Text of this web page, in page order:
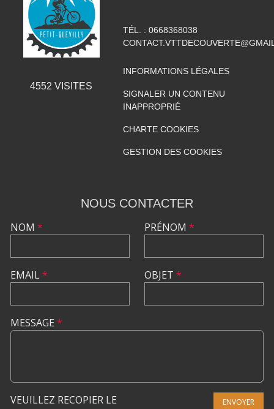
4552 VISITES
TÉL. : 0668368038
INFORMATIONS LÉGALES
SIGNALER UN CONTENU
INAPPROPRIÉ
CHARTE COOKIES
GESTION DES COOKIES
NOUS CONTACTER
NOM *
EMAIL*
PRÉNOM *
OBJET *
MESSAGE *
VEUILLEZ RECOPIER LE
ENVOYER